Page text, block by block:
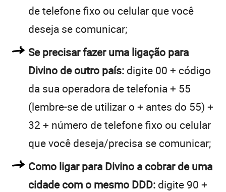
de telefone fixo ou celular que você
deseja se comunicar;
Se precisar fazer uma ligação para
Divino de outro país: digite 00 + código
da sua operadora de telefonia + 55
(lembre-se de utilizar o + antes do 55) +
32 + número de telefone fixo ou celular
que você deseja/precisa se comunicar;
Como ligar para Divino a cobrar de uma
cidade com o mesmo DDD: digite 90 +